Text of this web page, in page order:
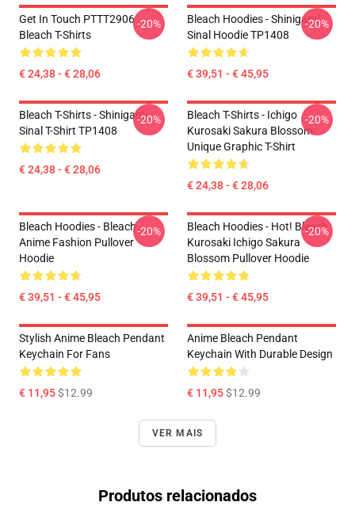
Get In Touch PTTT2906
Bleach T-Shirts
€ 24,38 - € 28,06
-20%
Bleach Hoodies - Shinigami
Sinal Hoodie TP1408
€ 39,51 - € 45,95
-20%
Bleach T-Shirts - Shinigami
Sinal T-Shirt TP1408
€ 24,38 - € 28,06
-20%
Bleach T-Shirts - Ichigo
Kurosaki Sakura Blossom
Unique Graphic T-Shirt
€ 24,38 - € 28,06
-20%
Bleach Hoodies - Bleach
Anime Fashion Pullover
Hoodie
€ 39,51 - € 45,95
-20%
Bleach Hoodies - Hot! Bleach
Kurosaki Ichigo Sakura
Blossom Pullover Hoodie
€ 39,51 - € 45,95
-20%
Stylish Anime Bleach Pendant
Keychain For Fans
€ 11,95$12.99
Anime Bleach Pendant
Keychain With Durable Design
€ 11,95$12.99
VER MAIS
Produtos relacionados